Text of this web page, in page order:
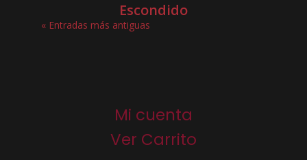
Escondido
« Entradas más antiguas
Mi cuenta
Ver Carrito